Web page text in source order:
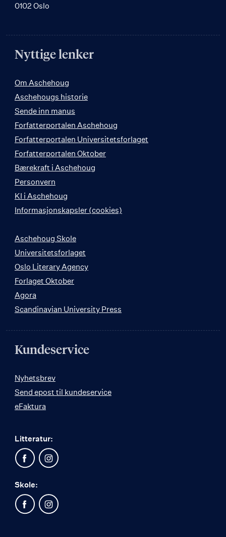
0102 Oslo
Nyttige lenker
Om Aschehoug
Aschehougs historie
Sende inn manus
Forfatterportalen Aschehoug
Forfatterportalen Universitetsforlaget
Forfatterportalen Oktober
Bærekraft i Aschehoug
Personvern
KI i Aschehoug
Informasjonskapsler (cookies)
Aschehoug Skole
Universitetsforlaget
Oslo Literary Agency
Forlaget Oktober
Agora
Scandinavian University Press
Kundeservice
Nyhetsbrev
Send epost til kundeservice
eFaktura
Litteratur:
Skole: